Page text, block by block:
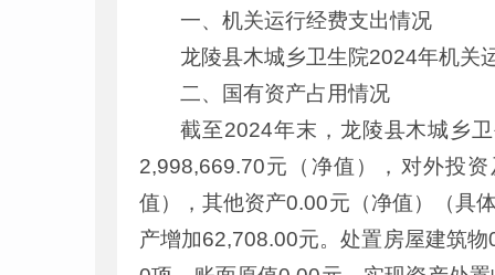
一、机关运行经费支出情况
龙陵县木城乡卫生院2024年机关
二、国有资产占用情况
截至2024年末，龙陵县木城乡
2,998,669.70元（净值），对外投
值），其他资产0.00元（净值）（具
产增加62,708.00元。处置房屋建筑